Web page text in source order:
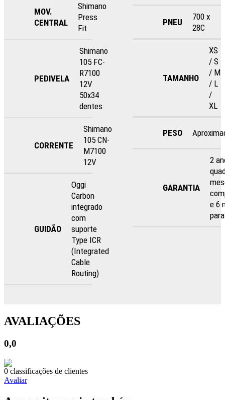
MOV.
CENTRAL
Shimano
Press
Fit
PEDIVELA
Shimano
105 FC-
R7100
12V
50x34
dentes
CORRENTE
Shimano
105 CN-
M7100
12V
GUIDÃO
Oggi
Carbon
integrado
com
suporte
Type ICR
(Integrated
Cable
Routing)
PNEU
700 x
28C
TAMANHO
XS
/ S
/ M
/ L
/
XL
PESO
GARANTIA
2
e 6
AVALIAÇÕES
0,0
0 classificações de clientes
Avaliar